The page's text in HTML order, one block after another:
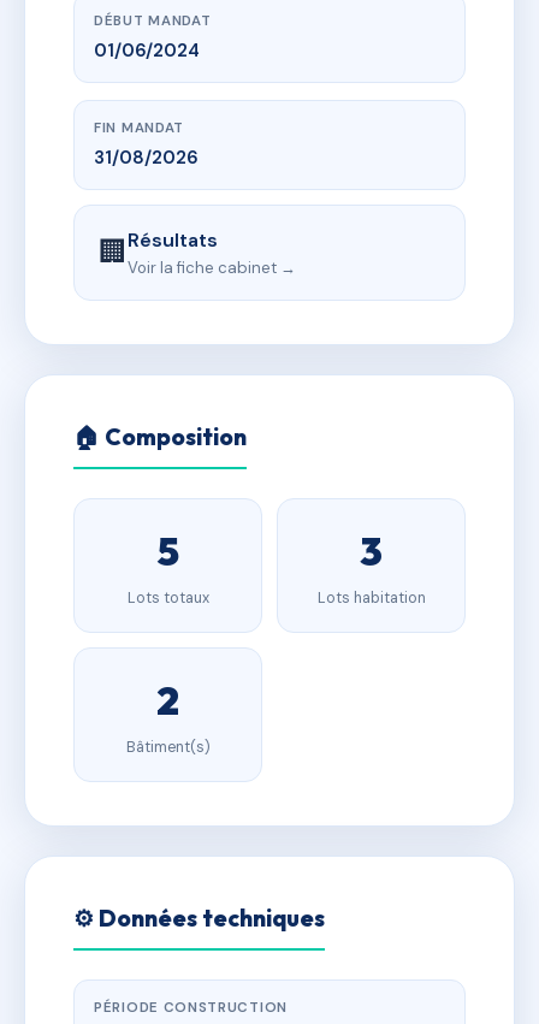
DÉBUT MANDAT
01/06/2024
FIN MANDAT
31/08/2026
🏢Résultats
Voir la fiche cabinet →
🏠 Composition
5
Lots totaux
3
Lots habitation
2
Bâtiment(s)
⚙️ Données techniques
PÉRIODE CONSTRUCTION